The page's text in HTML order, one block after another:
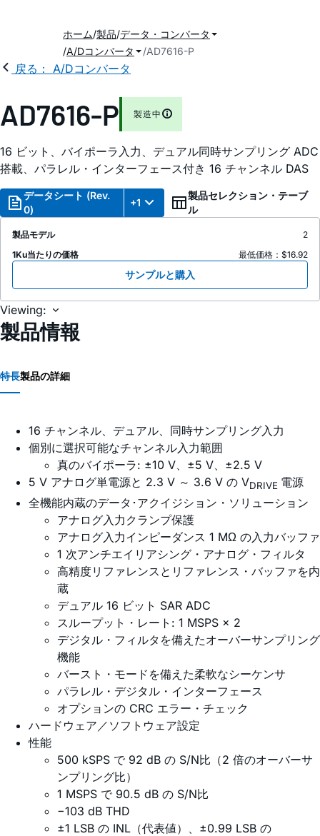
ホーム 製品 データ・コンバータ
A/Dコンバータ
AD7616-P
戻る： A/Dコンバータ
AD7616-P 製造中
16 ビット、バイポーラ入力、デュアル同時サンプリング ADC
搭載、パラレル・インターフェース付き 16 チャンネル DAS
データシート (Rev.
0)
+1
製品セレクション・テーブ
ル
製品モデル
2
1Ku当たりの価格
最低価格：$16.92
サンプルと購入
Viewing:
製品情報
特長製品の詳細
16 チャンネル、デュアル、同時サンプリング入力
個別に選択可能なチャンネル入力範囲
真のバイポーラ: ±10 V、±5 V、±2.5 V
5 V アナログ単電源と 2.3 V ～ 3.6 V の VDRIVE 電源
全機能内蔵のデータ･アクイジション・ソリューション
アナログ入力クランプ保護
アナログ入力インピーダンス 1 MΩ の入力バッファ
1 次アンチエイリアシング・アナログ・フィルタ
高精度リファレンスとリファレンス・バッファを内
蔵
デュアル 16 ビット SAR ADC
スループット・レート: 1 MSPS × 2
デジタル・フィルタを備えたオーバーサンプリング
機能
バースト・モードを備えた柔軟なシーケンサ
パラレル・デジタル・インターフェース
オプションの CRC エラー・チェック
ハードウェア／ソフトウェア設定
性能
500 kSPS で 92 dB の S/N比（2 倍のオーバーサ
ンプリング比）
1 MSPS で 90.5 dB の S/N比
−103 dB THD
±1 LSB の INL（代表値）、±0.99 LSB の